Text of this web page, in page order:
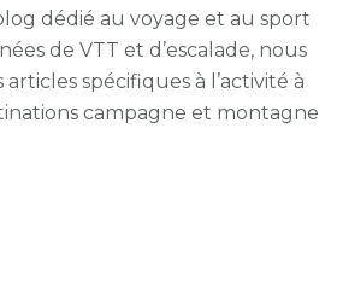
dédié au voyage et au sport
de VTT et d’escalade, nous
spécifiques à l’activité à
campagne et montagne